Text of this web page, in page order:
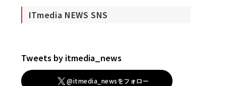
ITmedia NEWS SNS
Tweets by itmedia_news
@itmedia_newsをフォロー